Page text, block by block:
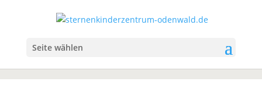
Seite wählen